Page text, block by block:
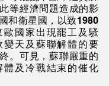
等經濟問題造成的影
和衛星國，以致1980
國家出現罷工及騷
變天及蘇聯解體的要
。可見，蘇聯嚴重的
體及冷戰結束的催化